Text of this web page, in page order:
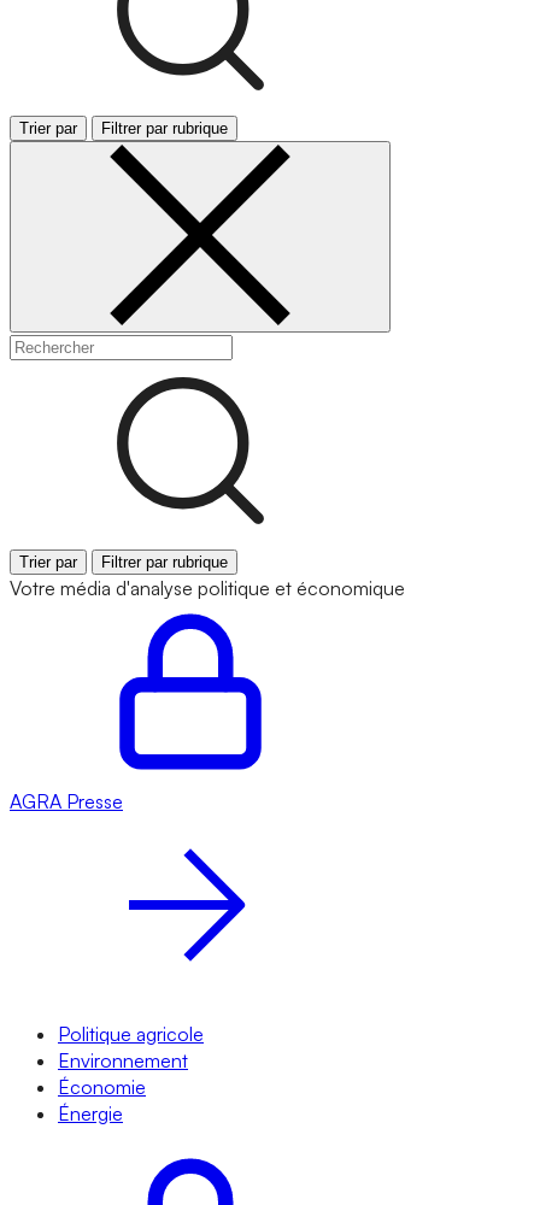
Trier par Filtrer par rubrique
Trier par Filtrer par rubrique
Votre média d'analyse politique et économique
AGRA Presse
Politique agricole
Environnement
Économie
Énergie